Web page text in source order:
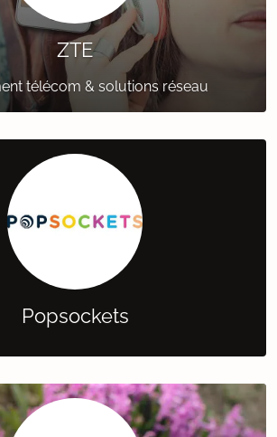
ZTE
télécom & solutions réseau
Popsockets